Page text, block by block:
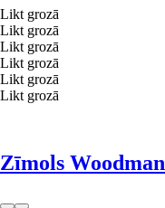
Likt grozā
Likt grozā
Likt grozā
Likt grozā
Likt grozā
Likt grozā
Zīmols Woodman